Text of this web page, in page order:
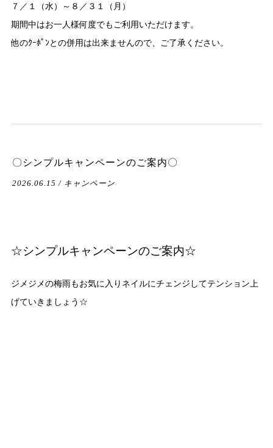
７／１（水）～８／３１（月）
期間中はお一人様何度でもご利用いただけます。
他のｸｰﾎﾟﾝとの併用は出来ませんので、ご了承ください。
〇シンプルキャンペーンのご案内〇
2026.06.15 / キャンペーン
☆シンプルキャンペーンのご案内☆
ジメジメの梅雨もお気に入りネイルにチェンジしてテンション上
げていきましょう☆